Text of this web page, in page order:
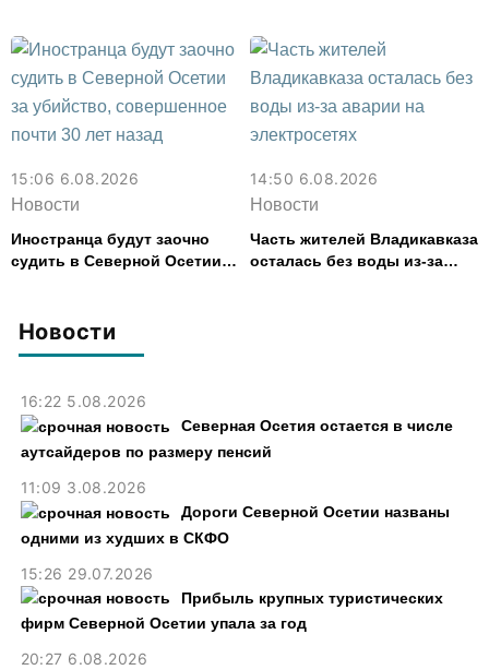
Новости
16:22 5.08.2026
Северная Осетия остается в числе
аутсайдеров по размеру пенсий
11:09 3.08.2026
Дороги Северной Осетии названы
одними из худших в СКФО
15:26 29.07.2026
Прибыль крупных туристических
фирм Северной Осетии упала за год
20:27 6.08.2026
15:06 6.08.2026
Новости
Иностранца будут заочно
судить в Северной Осетии
14:50 6.08.2026
Новости
Часть жителей Владикавказа
осталась без воды из-за